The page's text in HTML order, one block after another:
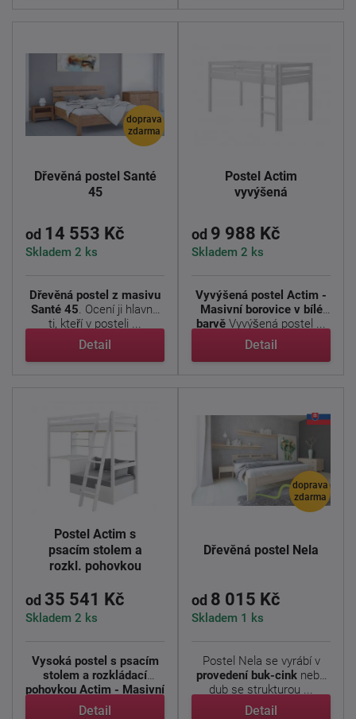
doprava
zdarma
Dřevěná postel Santé
45
od 14 553 Kč
Skladem 2 ks
Dřevěná postel z masivu
Santé 45. Ocení ji hlavně
ti, kteří v posteli ...
Detail
Postel Actim
vyvýšená
od 9 988 Kč
Skladem 2 ks
Vyvýšená postel Actim -
Masivní borovice v bílé
barvě Vyvýšená postel ...
Detail
Postel Actim s
psacím stolem a
rozkl. pohovkou
od 35 541 Kč
Skladem 2 ks
Vysoká postel s psacím
stolem a rozkládací
pohovkou Actim - Masivní
...
Detail
doprava
zdarma
Dřevěná postel Nela
od 8 015 Kč
Skladem 1 ks
Postel Nela se vyrábí v
provedení buk-cink nebo
dub se strukturou ...
Detail